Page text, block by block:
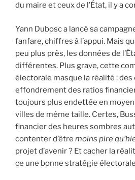
du maire et ceux de l’État, il y a
Yann Dubosc a lancé sa
fanfare, chiffres à l’appui. Mais
peu plus près, les données de
différentes. Plus grave, cette
électorale masque la réalité : des
effondrement des ratios
toujours plus endettée en
villes de même taille. Certes,
financier des heures sombres
contenter d’être moins pire
projet d’avenir ? Et cacher la
ce une bonne stratégie